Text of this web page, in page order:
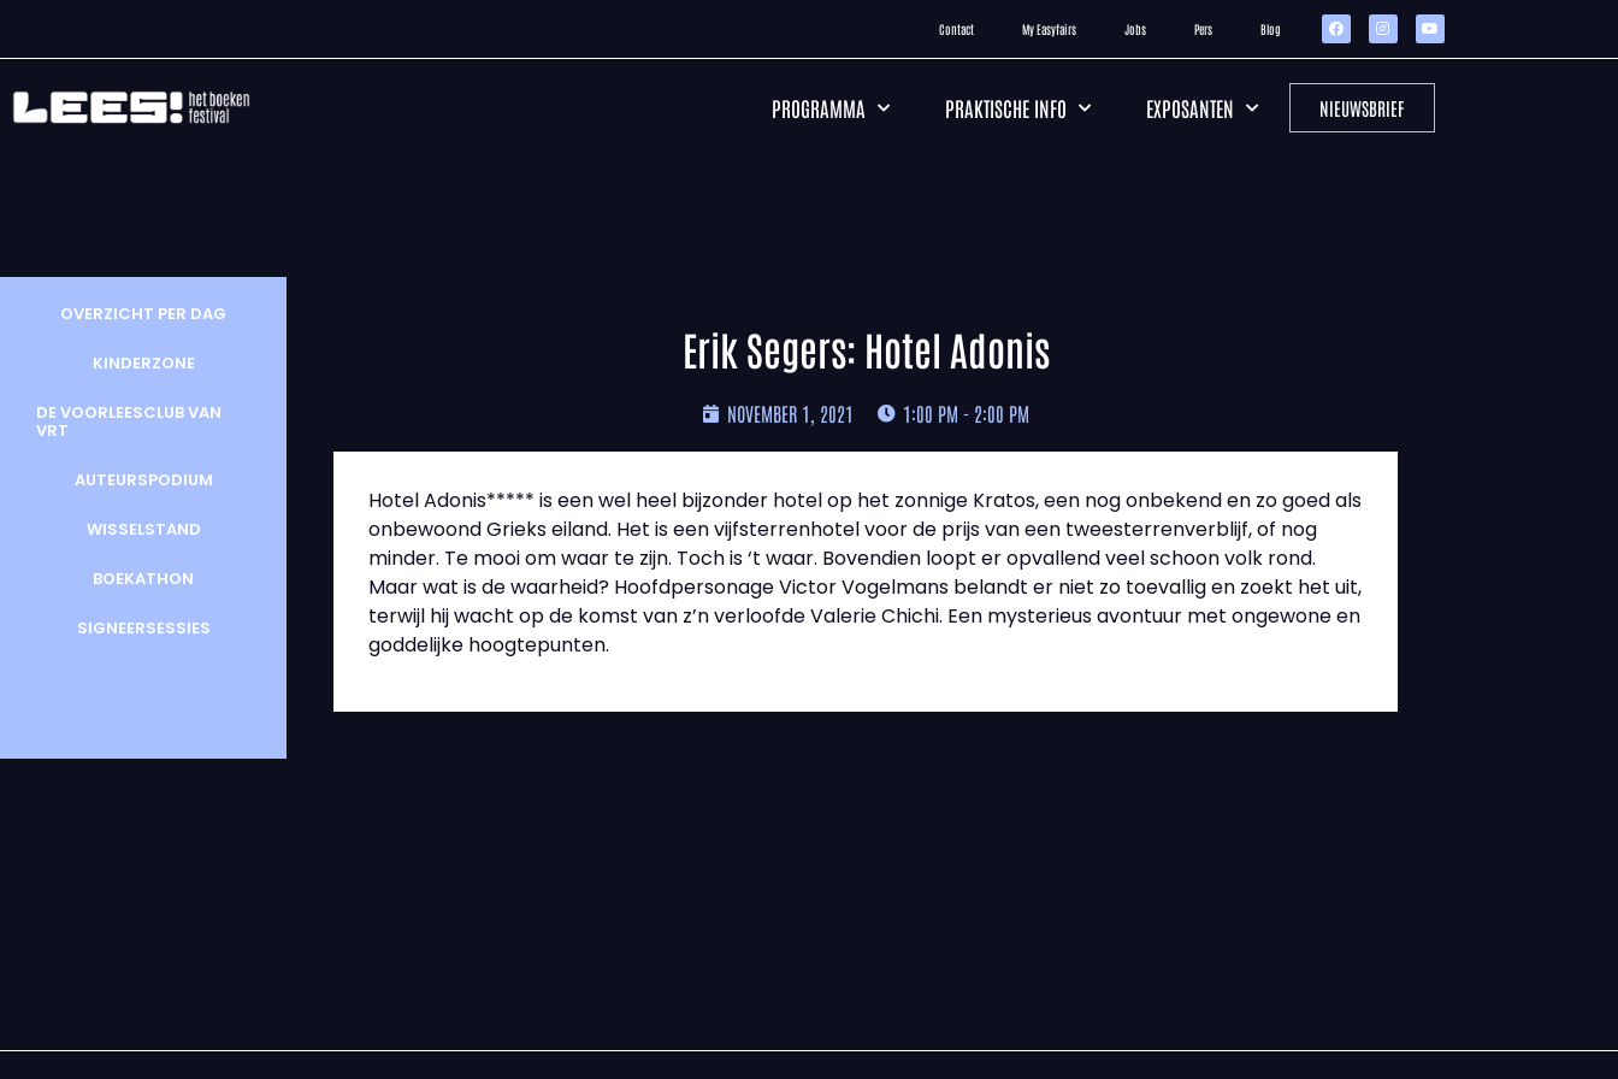
Contact My Easyfairs Jobs Pers Blog
PROGRAMMA PRAKTISCHE INFO EXPOSANTEN NIEUWSBRIEF
OVERZICHT PER DAG
KINDERZONE
DE VOORLEESCLUB VAN
VRT
AUTEURSPODIUM
WISSELSTAND
BOEKATHON
SIGNEERSESSIES
Erik Segers: Hotel Adonis
NOVEMBER 1, 2021 1:00 PM - 2:00 PM
Hotel Adonis***** is een wel heel bijzonder hotel op het zonnige Kratos, een nog onbekend en zo goed als
onbewoond Grieks eiland. Het is een vijfsterrenhotel voor de prijs van een tweesterrenverblijf, of nog
minder. Te mooi om waar te zijn. Toch is ‘t waar. Bovendien loopt er opvallend veel schoon volk rond.
Maar wat is de waarheid? Hoofdpersonage Victor Vogelmans belandt er niet zo toevallig en zoekt het uit,
terwijl hij wacht op de komst van z’n verloofde Valerie Chichi. Een mysterieus avontuur met ongewone en
goddelijke hoogtepunten.